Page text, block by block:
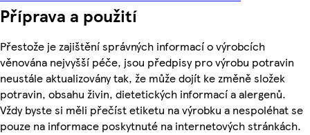
Příprava a použití
Přestože je zajištění správných informací o výrobcích
věnována nejvyšší péče, jsou předpisy pro výrobu potravin
neustále aktualizovány tak, že může dojít ke změně složek
potravin, obsahu živin, dietetických informací a alergenů.
Vždy byste si měli přečíst etiketu na výrobku a nespoléhat se
pouze na informace poskytnuté na internetových stránkách.